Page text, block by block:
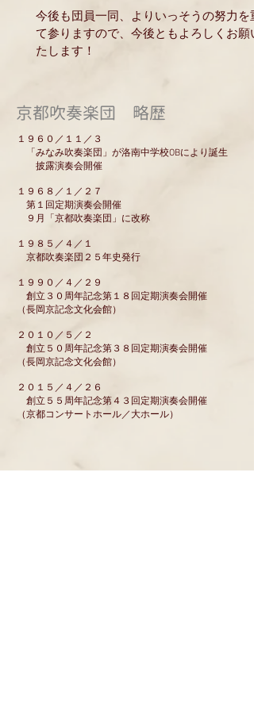
今後も団員一同、よりいっそうの努力を
て参りますので、今後ともよろしくお願
たします！
京都吹奏楽団 略歴
１９６０／１１／３
「みなみ吹奏楽団」が洛南中学校OBにより誕生
披露演奏会開催
１９６８／１／２７
第１回定期演奏会開催
９月「京都吹奏楽団」に改称
１９８５／４／１
京都吹奏楽団２５年史発行
１９９０／４／２９
創立３０周年記念第１８回定期演奏会開催
（長岡京記念文化会館）
２０１０／５／２
創立５０周年記念第３８回定期演奏会開催
（長岡京記念文化会館）
２０１５／４／２６
創立５５周年記念第４３回定期演奏会開催
（京都コンサートホール／大ホール）